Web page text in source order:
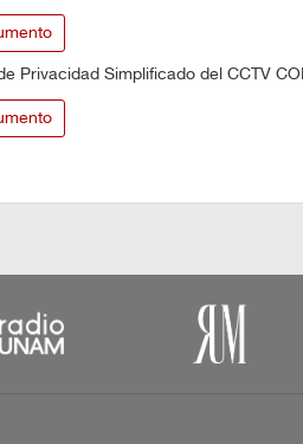
Privacidad Simplificado del CCTV